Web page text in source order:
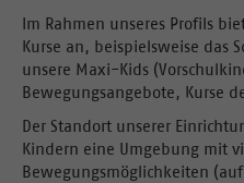
Im Rahmen unseres Profils
Kurse an, beispielsweise das
unsere Maxi-Kids
Bewegungsangebote, Kurse
Der Standort unserer
Kindern eine Umgebung mit
Bewegungsmöglichkeiten